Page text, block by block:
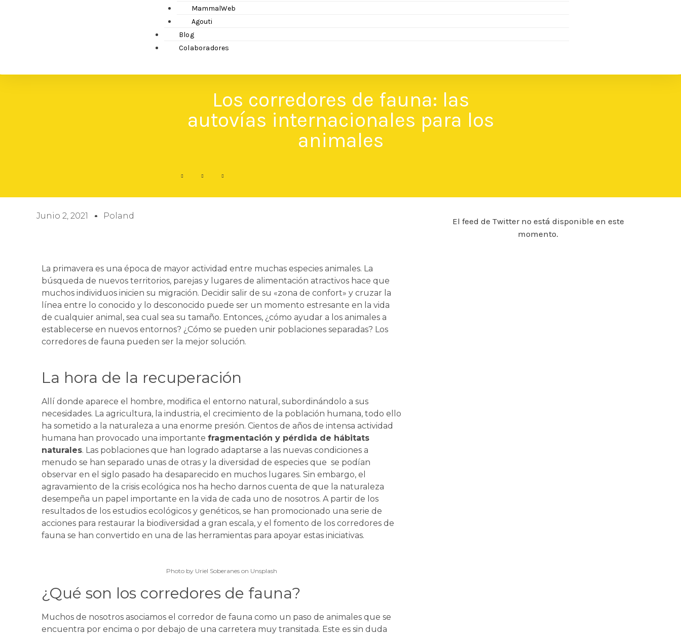
MammalWeb
Agouti
Blog
Colaboradores
Los corredores de fauna: las
autovías internacionales para los
animales
Junio 2, 2021 Poland
La primavera es una época de mayor actividad entre muchas especies animales. La
búsqueda de nuevos territorios, parejas y lugares de alimentación atractivos hace que
muchos individuos inicien su migración. Decidir salir de su «zona de confort» y cruzar la
línea entre lo conocido y lo desconocido puede ser un momento estresante en la vida
de cualquier animal, sea cual sea su tamaño. Entonces, ¿cómo ayudar a los animales a
establecerse en nuevos entornos? ¿Cómo se pueden unir poblaciones separadas? Los
corredores de fauna pueden ser la mejor solución.
La hora de la recuperación
Allí donde aparece el hombre, modifica el entorno natural, subordinándolo a sus
necesidades. La agricultura, la industria, el crecimiento de la población humana, todo ello
ha sometido a la naturaleza a una enorme presión. Cientos de años de intensa actividad
humana han provocado una importante fragmentación y pérdida de hábitats
naturales. Las poblaciones que han logrado adaptarse a las nuevas condiciones a
menudo se han separado unas de otras y la diversidad de especies que se podían
observar en el siglo pasado ha desaparecido en muchos lugares. Sin embargo, el
agravamiento de la crisis ecológica nos ha hecho darnos cuenta de que la naturaleza
desempeña un papel importante en la vida de cada uno de nosotros. A partir de los
resultados de los estudios ecológicos y genéticos, se han promocionado una serie de
acciones para restaurar la biodiversidad a gran escala, y el fomento de los corredores de
fauna se han convertido en una de las herramientas para apoyar estas iniciativas.
Photo by Uriel Soberanes on Unsplash
¿Qué son los corredores de fauna?
Muchos de nosotros asociamos el corredor de fauna como un paso de animales que se
encuentra por encima o por debajo de una carretera muy transitada. Este es sin duda
El feed de Twitter no está disponible en este
momento.